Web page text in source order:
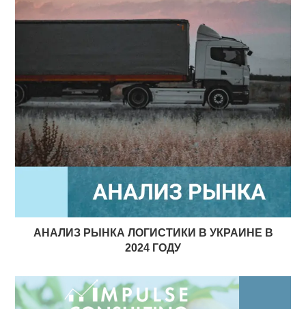
АНАЛИЗ РЫНКА ЛОГИСТИКИ В УКРАИНЕ В
2024 ГОДУ